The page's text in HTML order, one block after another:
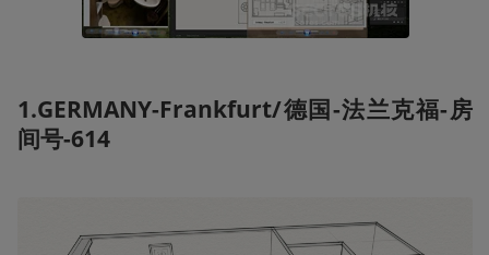
1.GERMANY-Frankfurt/德国-法兰克福-房
间号-614